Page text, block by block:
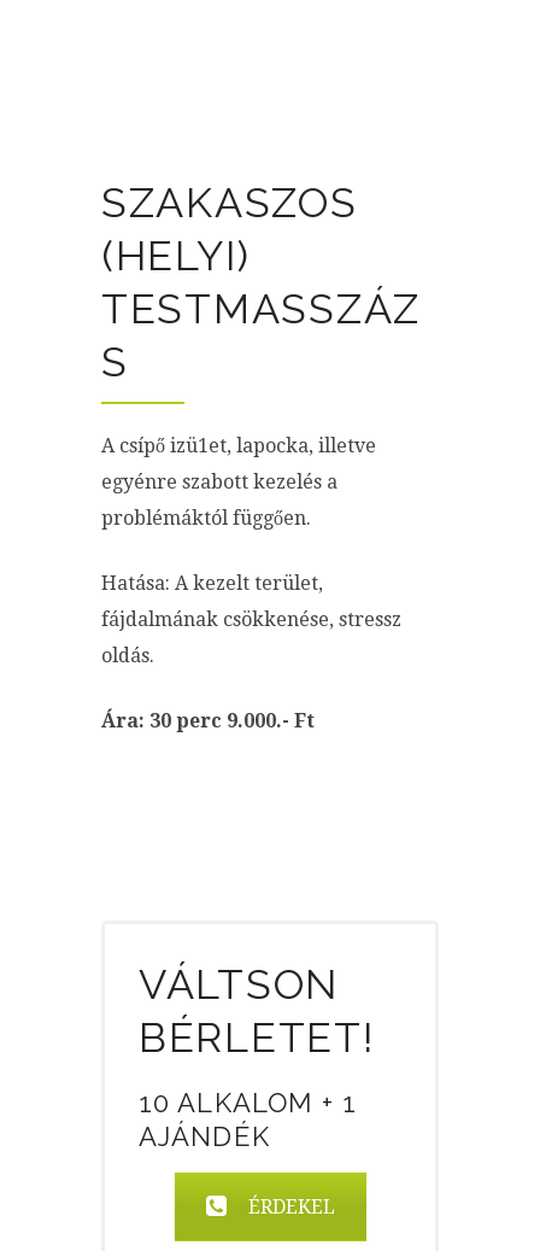
SZAKASZOS
(HELYI)
TESTMASSZÁZ
S
A csípő izü1et, lapocka, illetve
egyénre szabott kezelés a
problémáktól függően.
Hatása: A kezelt terület,
fájdalmának csökkenése, stressz
oldás.
Ára: 30 perc 9.000.- Ft
VÁLTSON
BÉRLETET!
10 ALKALOM + 1
AJÁNDÉK
ÉRDEKEL